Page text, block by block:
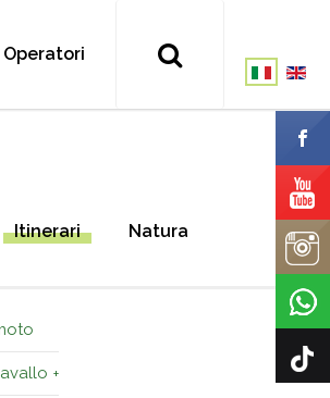
Operatori
Itinerari Natura